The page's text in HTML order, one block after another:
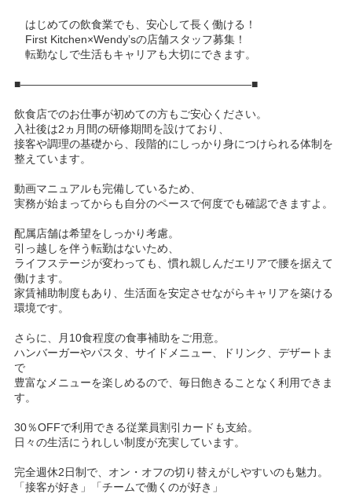
はじめての飲食業でも、安心して長く働ける！
First Kitchen×Wendy’sの店舗スタッフ募集！
転勤なしで生活もキャリアも大切にできます。
■―――――――――――――――――――――■
飲食店でのお仕事が初めての方もご安心ください。
入社後は2ヵ月間の研修期間を設けており、
接客や調理の基礎から、段階的にしっかり身につけられる体制を
整えています。
動画マニュアルも完備しているため、
実務が始まってからも自分のペースで何度でも確認できますよ。
配属店舗は希望をしっかり考慮。
引っ越しを伴う転勤はないため、
ライフステージが変わっても、慣れ親しんだエリアで腰を据えて
働けます。
家賃補助制度もあり、生活面を安定させながらキャリアを築ける
環境です。
さらに、月10食程度の食事補助をご用意。
ハンバーガーやパスタ、サイドメニュー、ドリンク、デザートま
で
豊富なメニューを楽しめるので、毎日飽きることなく利用できま
す。
30％OFFで利用できる従業員割引カードも支給。
日々の生活にうれしい制度が充実しています。
完全週休2日制で、オン・オフの切り替えがしやすいのも魅力。
「接客が好き」「チームで働くのが好き」